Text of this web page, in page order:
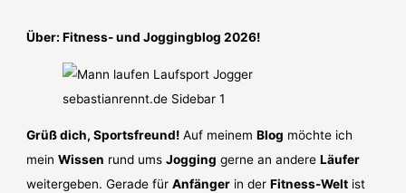
Über: Fitness- und Joggingblog 2026!
Grüß dich, Sportsfreund! Auf meinemBlog möchte ich
meinWissen rund umsJogging gerne an andereLäufer
weitergeben. Gerade fürAnfänger in derFitness-Welt ist